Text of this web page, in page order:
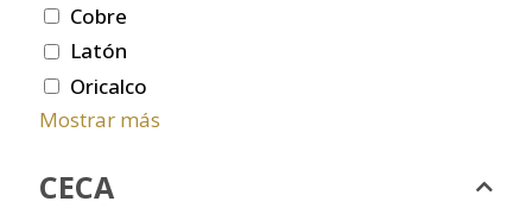
Cobre
Latón
Oricalco
Mostrar más
CECA